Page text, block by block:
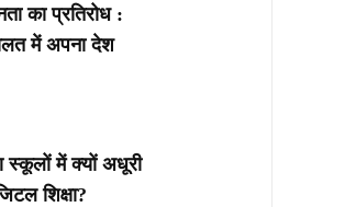
का प्रतिरोध :
में अपना देश
स्कूलों में क्यों अधूरी
शिक्षा?